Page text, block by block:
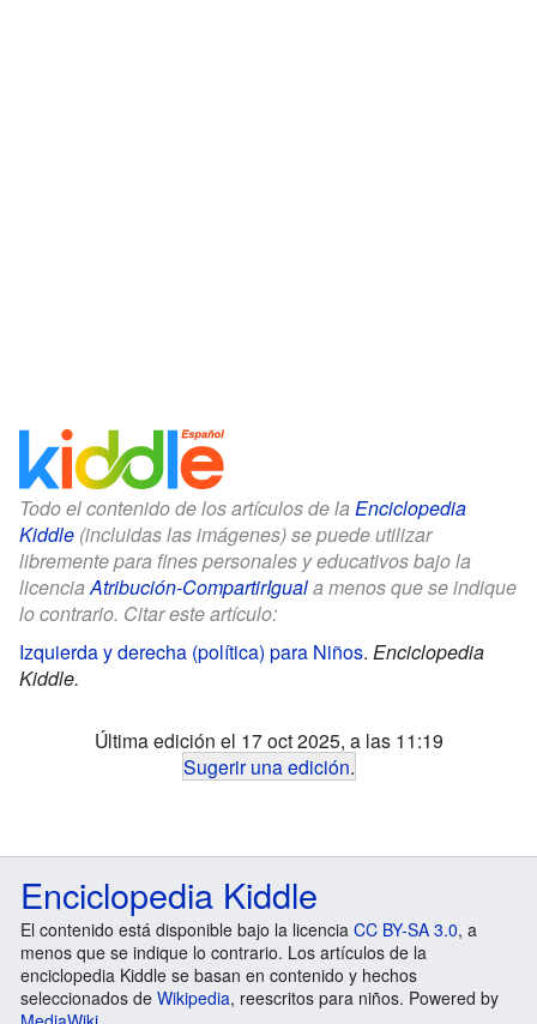
Todo el contenido de los artículos de la Enciclopedia
Kiddle (incluidas las imágenes) se puede utilizar
libremente para fines personales y educativos bajo la
licenciaAtribución-CompartirIguala menos que se indique
lo contrario. Citar este artículo:
Izquierda y derecha (política) para Niños. Enciclopedia
Kiddle.
Última edición el 17 oct 2025, a las 11:19
Sugerir una edición.
Enciclopedia Kiddle
El contenido está disponible bajo la licencia CC BY-SA 3.0, a
menos que se indique lo contrario. Los artículos de la
enciclopedia Kiddle se basan en contenido y hechos
seleccionados de Wikipedia, reescritos para niños. Powered by